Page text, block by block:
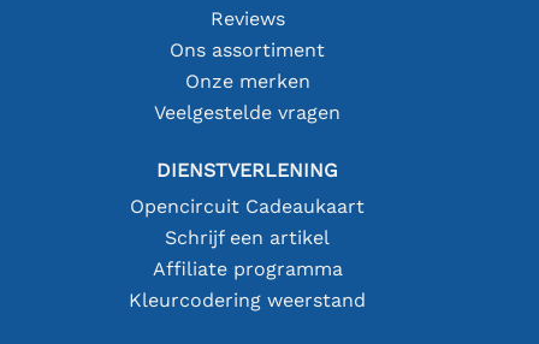
Reviews
Ons assortiment
Onze merken
Veelgestelde vragen
DIENSTVERLENING
Opencircuit Cadeaukaart
Schrijf een artikel
Affiliate programma
Kleurcodering weerstand